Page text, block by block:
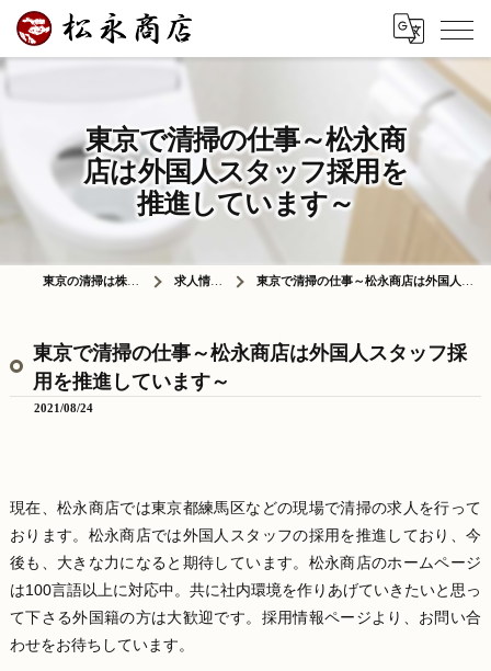
東京で清掃の仕事～松永商
店は外国人スタッフ採用を
推進しています～
東京の清掃は株式会社松永商店 求人情報ブログ 東京で清掃の仕事～松永商店は外国人スタッフ採用を推進しています～
東京で清掃の仕事～松永商店は外国人スタッフ採
用を推進しています～
2021/08/24
現在、松永商店では東京都練馬区などの現場で清掃の求人を行って
おります。松永商店では外国人スタッフの採用を推進しており、今
後も、大きな力になると期待しています。松永商店のホームページ
は100言語以上に対応中。共に社内環境を作りあげていきたいと思っ
て下さる外国籍の方は大歓迎です。採用情報ページより、お問い合
わせをお待ちしています。